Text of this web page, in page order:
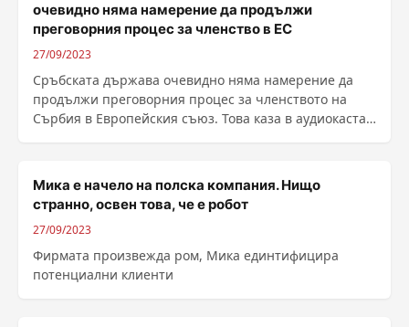
очевидно няма намерение да продължи
преговорния процес за членство в ЕС
27/09/2023
Сръбската държава очевидно няма намерение да
продължи преговорния процес за членството на
Сърбия в Европейския съюз. Това каза в аудиокаста
Мика е начело на полска компания. Нищо
странно, освен това, че е робот
27/09/2023
Фирмата произвежда ром, Мика единтифицира
потенциални клиенти